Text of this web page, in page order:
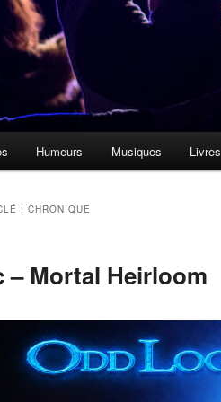
Humeurs Musiques Livres
: CHRONIQUE
– Mortal Heirloom